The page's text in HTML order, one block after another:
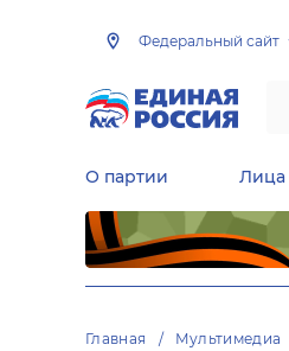
Федеральный сайт
О партии Лица
Главная Мультимедиа